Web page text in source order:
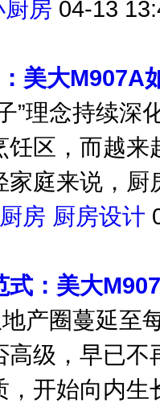
厨房 04-13
美大M907A
”理念持续
饪区，而越
庭来说，厨
房 厨房设计
式：美大
地产圈蔓延
级，早已
，开始向内